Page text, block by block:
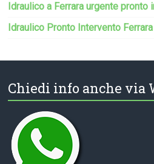
Idraulico a Ferrara urgente pronto
Idraulico Pronto Intervento
Chiedi info anche via